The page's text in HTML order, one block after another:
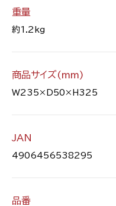
重量
約1.2kg
商品サイズ(mm)
W235×D50×H325
JAN
4906456538295
品番